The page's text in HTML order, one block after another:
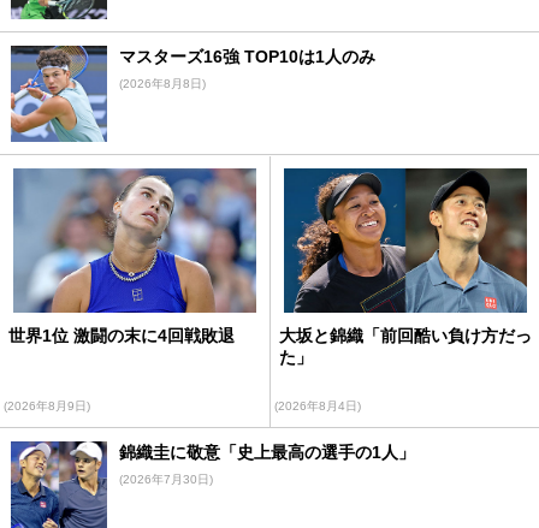
マスターズ16強 TOP10は1人のみ
(2026年8月8日)
世界1位 激闘の末に4回戦敗退
(2026年8月9日)
大坂と錦織「前回酷い負け方だっ
た」
(2026年8月4日)
錦織圭に敬意「史上最高の選手の1人」
(2026年7月30日)